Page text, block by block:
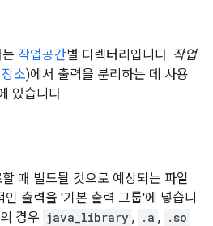
작업공간별 디렉터리입니다. 작업
소)에서 출력을 분리하는 데 사용
있습니다.
때 빌드될 것으로 예상되는 파일
인 출력을 '기본 출력 그룹'에 넣습니
경우 java_library , .a , .so